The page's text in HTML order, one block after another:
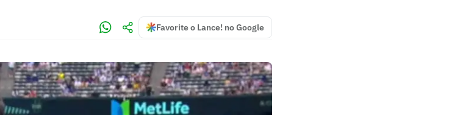
Favorite o Lance! no Google